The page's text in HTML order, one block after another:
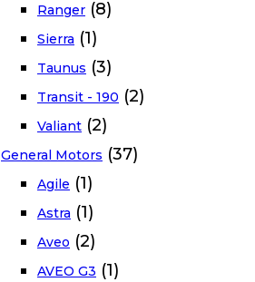
Ranger (8)
Sierra (1)
Taunus (3)
Transit - 190 (2)
Valiant (2)
General Motors (37)
Agile (1)
Astra (1)
Aveo (2)
AVEO G3 (1)